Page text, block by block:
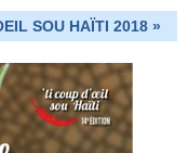
SOU HAÏTI 2018 »